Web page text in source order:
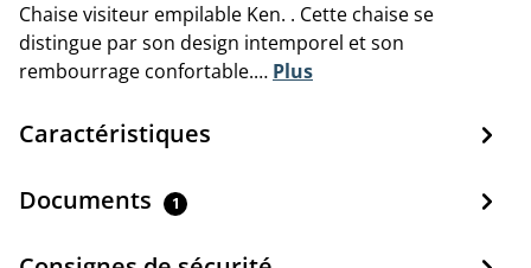
Chaise visiteur empilable Ken. . Cette chaise se
distingue par son design intemporel et son
rembourrage confortable.… Plus
Caractéristiques
Documents 1